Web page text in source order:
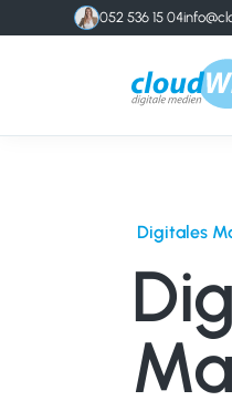
052 536 15 04
-
Digitales